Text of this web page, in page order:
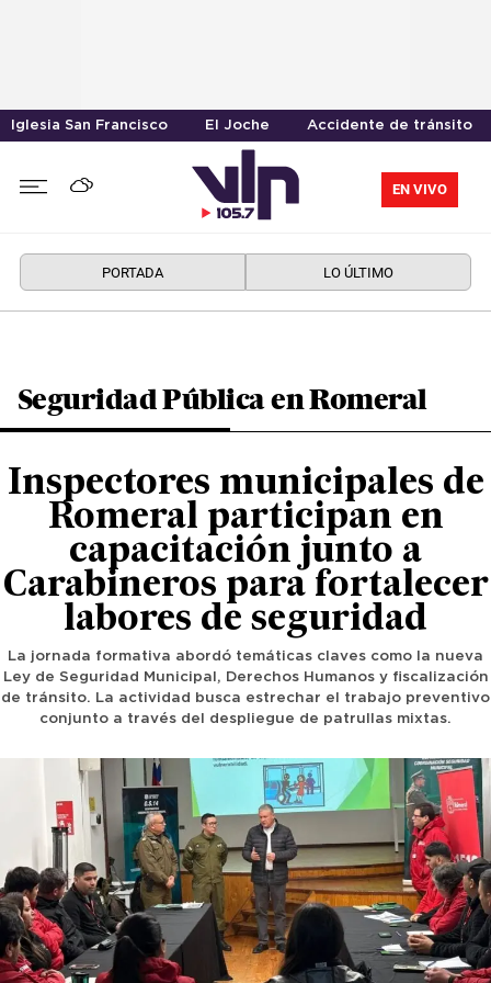
Iglesia San Francisco El Joche Accidente de tránsito
EN VIVO
PORTADA LO ÚLTIMO
Seguridad Pública en Romeral
Inspectores municipales de
Romeral participan en
capacitación junto a
Carabineros para fortalecer
labores de seguridad
La jornada formativa abordó temáticas claves como la nueva
Ley de Seguridad Municipal, Derechos Humanos y fiscalización
de tránsito. La actividad busca estrechar el trabajo preventivo
conjunto a través del despliegue de patrullas mixtas.